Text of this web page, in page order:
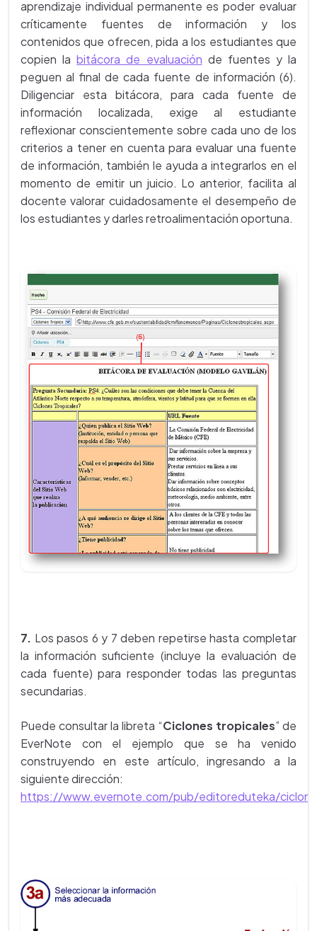
aprendizaje individual permanente es poder evaluar
críticamente fuentes de información y los
contenidos que ofrecen, pida a los estudiantes que
copien labitácora de evaluación de fuentes y la
peguen al final de cada fuente de información (6).
Diligenciar esta bitácora, para cada fuente de
información localizada, exige al estudiante
reflexionar conscientemente sobre cada uno de los
criterios a tener en cuenta para evaluar una fuente
de información, también le ayuda a integrarlos en el
momento de emitir un juicio. Lo anterior, facilita al
docente valorar cuidadosamente el desempeño de
los estudiantes y darles retroalimentación oportuna.
7. Los pasos 6 y 7 deben repetirse hasta completar
la información suficiente (incluye la evaluación de
cada fuente) para responder todas las preguntas
secundarias.
Puede consultar la libreta “Ciclones tropicales” de
EverNote con el ejemplo que se ha venido
construyendo en este artículo, ingresando a la
siguiente dirección:
https://www.evernote.com/pub/editoreduteka/